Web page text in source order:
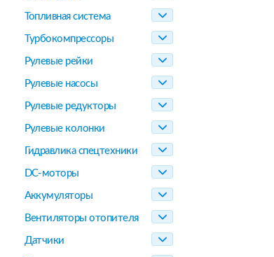
Топливная система
Турбокомпрессоры
Рулевые рейки
Рулевые насосы
Рулевые редукторы
Рулевые колонки
Гидравлика спецтехники
DC-моторы
Аккумуляторы
Вентиляторы отопителя
Датчики